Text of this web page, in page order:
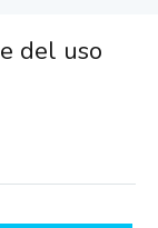
del uso